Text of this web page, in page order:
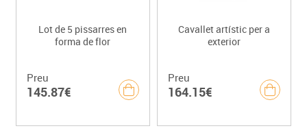
Lot de 5 pissarres en
forma de flor
Preu
145.87€
Cavallet artístic per a
exterior
Preu
164.15€